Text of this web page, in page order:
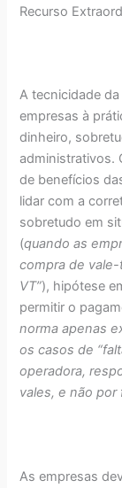
Recurso
A tecnicidade
empresas à
dinheiro,
administrativos.
de benefícios
lidar com a
sobretudo em
(quando as
compra de
VT”), hipótese
permitir o
norma apenas
os casos de
operadora,
vales, e não
As empresas